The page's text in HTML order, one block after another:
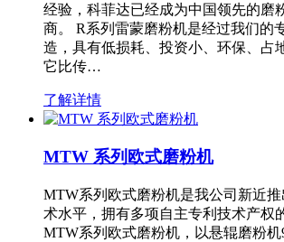
经验，科菲达已经成为中国领先的磨
商。 R系列雷蒙磨粉机是经过我们的
造，具有低损耗、投资小、环保、占
它比传…
了解详情
MTW 系列欧式磨粉机
MTW系列欧式磨粉机是我公司新近
术水平，拥有多项自主专利技术产
MTW系列欧式磨粉机，以悬辊磨粉机